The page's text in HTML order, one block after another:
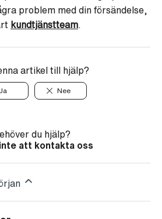
problem med din försändelse,
kundtjänstteam
artikel till hjälp?
Nee
du hjälp?
att kontakta oss